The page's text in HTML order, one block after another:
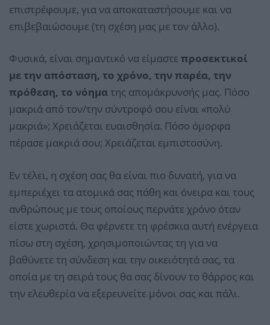
επιστρέφουμε, για να αποκαταστήσουμε και να
επιβεβαιώσουμε (τη σχέση μας με τον άλλο).
Φυσικά, είναι σημαντικό να είμαστε προσεκτικοί
με την απόσταση, το χρόνο, την παρέα, την
πρόθεση, το νόηματης απομάκρυνσής μας. Πόσο
μακριά από τον/την σύντροφό σου είναι «πολύ
μακριά»; Χρειάζεται ευαισθησία. Πόσο όμορφα
πέρασε μακριά σου; Χρειάζεται εμπιστοσύνη.
Εν τέλει, η σχέση σας θα είναι πιο δυνατή, για να
εμπεριέχει τα ατομικά σας πάθη και όνειρα και τους
ανθρώπους με τους οποίους περνάτε χρόνο όταν
είστε χωριστά. Θα φέρνετε τη φρέσκια αυτή ενέργεια
πίσω στη σχέση, χρησιμοποιώντας τη για να
βαθύνετε τη σύνδεση και την οικειότητά σας, τα
οποία με τη σειρά τους θα σας δίνουν το θάρρος και
την ελευθερία να εξερευνείτε μόνοι σας και πάλι.